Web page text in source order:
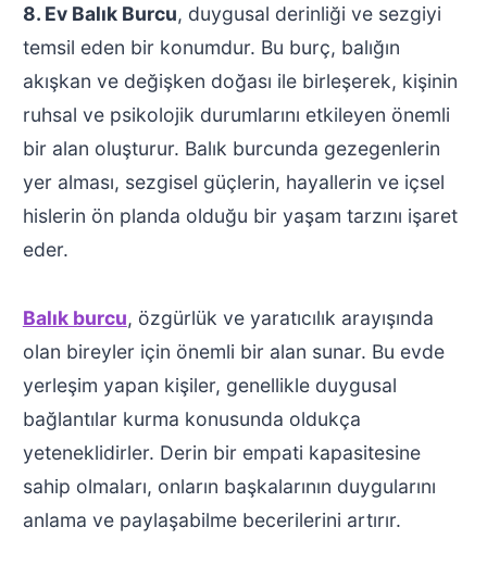
8. Ev Balık Burcu, duygusal derinliği ve sezgiyi
temsil eden bir konumdur. Bu burç, balığın
akışkan ve değişken doğası ile birleşerek, kişinin
ruhsal ve psikolojik durumlarını etkileyen önemli
bir alan oluşturur. Balık burcunda gezegenlerin
yer alması, sezgisel güçlerin, hayallerin ve içsel
hislerin ön planda olduğu bir yaşam tarzını işaret
eder.
Balık burcu, özgürlük ve yaratıcılık arayışında
olan bireyler için önemli bir alan sunar. Bu evde
yerleşim yapan kişiler, genellikle duygusal
bağlantılar kurma konusunda oldukça
yeteneklidirler. Derin bir empati kapasitesine
sahip olmaları, onların başkalarının duygularını
anlama ve paylaşabilme becerilerini artırır.